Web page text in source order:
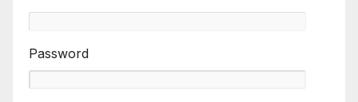
Password